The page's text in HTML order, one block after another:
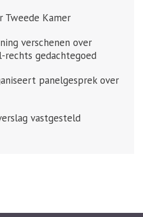
Tweede Kamer
verschenen over
rechts gedachtegoed
panelgesprek over
vastgesteld